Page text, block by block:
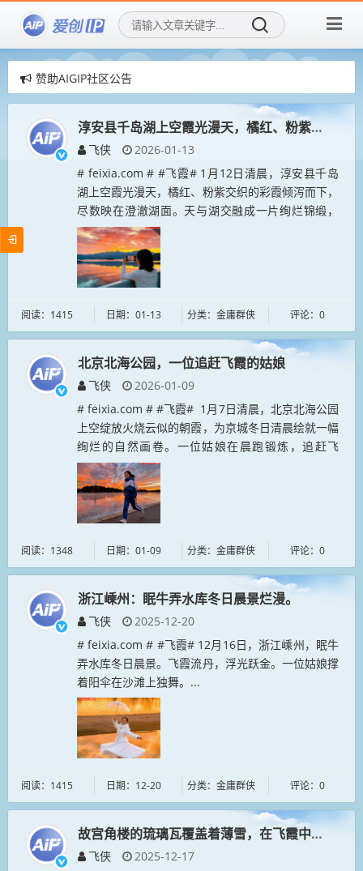
赞助AIGIP社区公告
爱创IP社区，用AI再创造传统IP！
爱创IP社区，招募社区新成员！
淳安县千岛湖上空霞光漫天，橘红、粉紫交织
飞侠
2026-01-13
# feixia.com # #飞霞# 1月12日清晨，淳安县千岛
湖上空霞光漫天，橘红、粉紫交织的彩霞倾泻而下，
尽数映在澄澈湖面。天与湖交融成一片绚烂锦缎，
“天湖一色”的绝美景致如梦似幻，引得早起市民纷纷
驻足，举起手...
阅读：1415 日期：01-13 分类：金庸群侠 评论：0
北京北海公园，一位追赶飞霞的姑娘
飞侠
2026-01-09
# feixia.com # #飞霞# 1月7日清晨，北京北海公园
上空绽放火烧云似的朝霞，为京城冬日清晨绘就一幅
绚烂的自然画卷。一位姑娘在晨跑锻炼，追赶飞
霞。...
阅读：1348 日期：01-09 分类：金庸群侠 评论：0
浙江嵊州：眠牛弄水库冬日晨景烂漫。
飞侠
2025-12-20
# feixia.com # #飞霞# 12月16日，浙江嵊州，眠牛
弄水库冬日晨景。飞霞流丹，浮光跃金。一位姑娘撑
着阳伞在沙滩上独舞。...
阅读：1415 日期：12-20 分类：金庸群侠 评论：0
故宫角楼的琉璃瓦覆盖着薄雪，在飞霞中熠熠生辉
飞侠
2025-12-17